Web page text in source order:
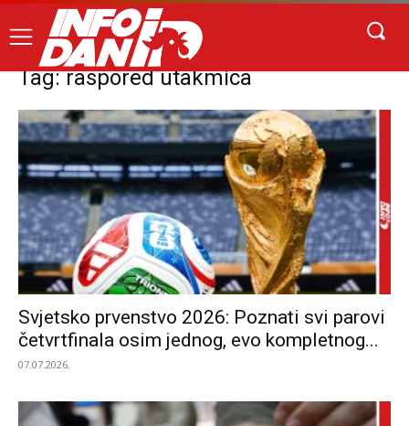
Tag: raspored utakmica
Svjetsko prvenstvo 2026: Poznati svi parovi
četvrtfinala osim jednog, evo kompletnog...
07.07.2026.